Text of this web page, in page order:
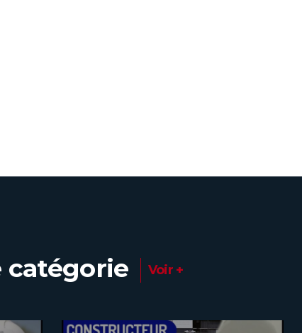
catégorie Voir +